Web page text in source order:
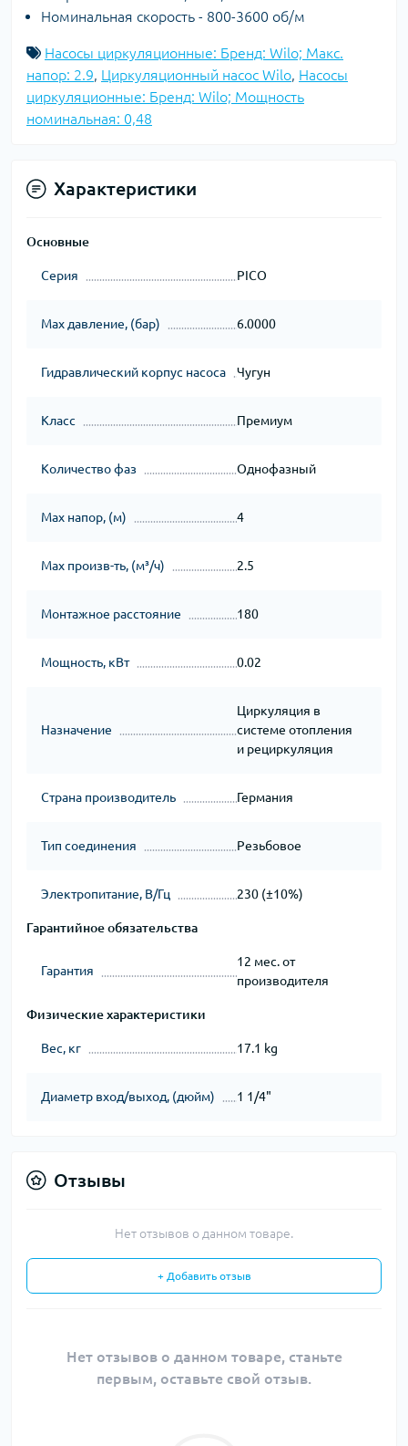
Номинальная скорость - 800-3600 об/м
Насосы циркуляционные: Бренд: Wilo; Макс.
напор: 2.9 Циркуляционный насос Wilo Насосы
циркуляционные: Бренд: Wilo; Мощность
номинальная: 0,48
Характеристики
Основные
Серия PICO
Max давление, (бар) 6.0000
Гидравлический корпус насоса Чугун
Класс Премиум
Количество фаз Однофазный
Мах напор, (м) 4
Мах произв-ть, (м³/ч) 2.5
Монтажное расстояние 180
Мощность, кВт 0.02
Назначение
Циркуляция в
системе отопления
и рециркуляция
Страна производитель Германия
Тип соединения Резьбовое
Электропитание, В/Гц 230 (±10%)
Гарантийное обязательства
Гарантия
12 мес. от
производителя
Физические характеристики
Вес, кг 17.1 kg
Диаметр вход/выход, (дюйм) 1 1/4"
Отзывы
Нет отзывов о данном товаре.
+ Добавить отзыв
Нет отзывов о данном товаре, станьте
первым, оставьте свой отзыв.